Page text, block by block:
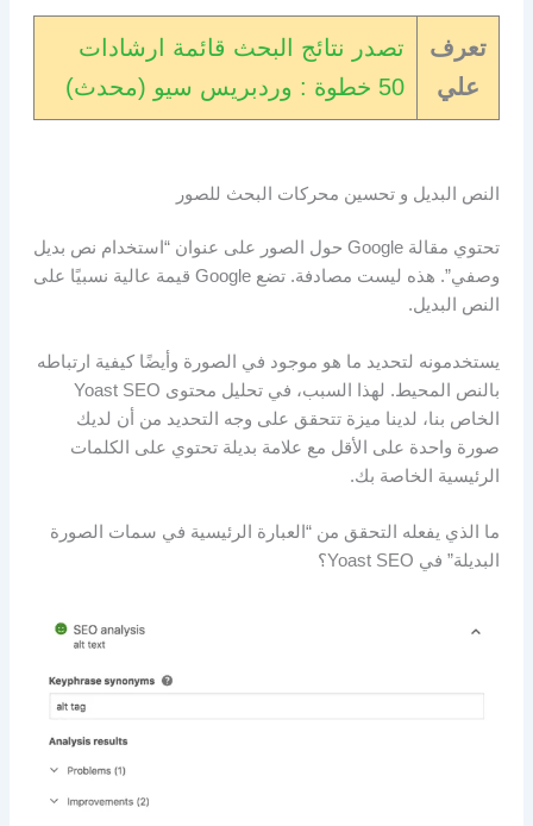
تعرف
علي
تصدر نتائج البحث قائمة ارشادات
50 خطوة : وردبريس سيو (محدث)
النص البديل و تحسين محركات البحث للصور
تحتوي مقالة Google حول الصور على عنوان “استخدام نص بديل
وصفي”. هذه ليست مصادفة. تضع Google قيمة عالية نسبيًا على
النص البديل.
يستخدمونه لتحديد ما هو موجود في الصورة وأيضًا كيفية ارتباطه
بالنص المحيط. لهذا السبب، في تحليل محتوى Yoast SEO
الخاص بنا، لدينا ميزة تتحقق على وجه التحديد من أن لديك
صورة واحدة على الأقل مع علامة بديلة تحتوي على الكلمات
الرئيسية الخاصة بك.
ما الذي يفعله التحقق من “العبارة الرئيسية في سمات الصورة
البديلة” في Yoast SEO؟